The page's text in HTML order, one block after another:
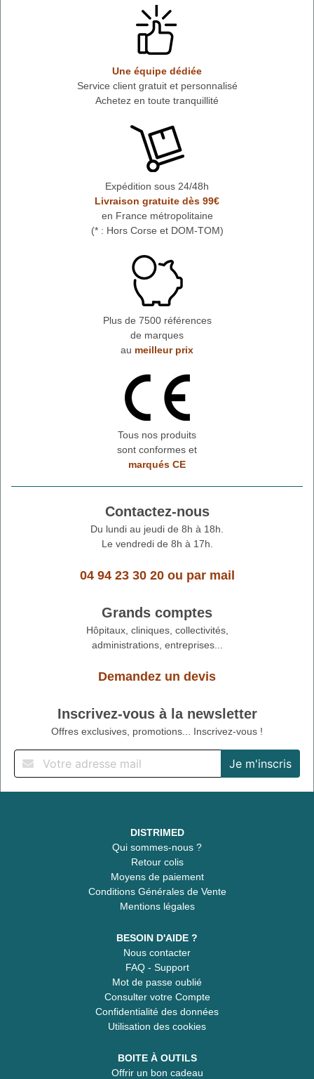
Une équipe dédiée
Service client gratuit et personnalisé
Achetez en toute tranquillité
Expédition sous 24/48h
Livraison gratuite dès 99€
en France métropolitaine
(* : Hors Corse et DOM-TOM)
Plus de 7500 références
de marques
au meilleur prix
Tous nos produits
sont conformes et
marqués CE
Contactez-nous
Du lundi au jeudi de 8h à 18h.
Le vendredi de 8h à 17h.
04 94 23 30 20ou par mail
Grands comptes
Hôpitaux, cliniques, collectivités,
administrations, entreprises...
Demandez un devis
Inscrivez-vous à la newsletter
Offres exclusives, promotions... Inscrivez-vous !
DISTRIMED
Qui sommes-nous ?
Retour colis
Moyens de paiement
Conditions Générales de Vente
Mentions légales
BESOIN D'AIDE ?
Nous contacter
FAQ - Support
Mot de passe oublié
Consulter votre Compte
Confidentialité des données
Utilisation des cookies
BOITE À OUTILS
Offrir un bon cadeau